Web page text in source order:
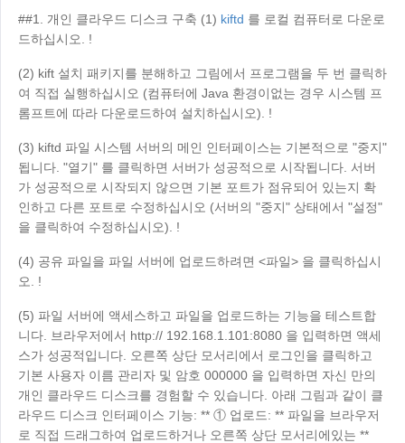
دولة الإمارات العربية المتحدة
Philippines
English
Singapore
English
Indonesia
English
Қазақстан
Русский
Узбекистан
Русский
Кыргызстан
Русский
Europe
English Español
Россия
Русский
Белару́сь
Русский
Україна
English
Deutschland
English
##1. 개인 클라우드 디스크 구축 (1) kiftd 를 로컬 컴퓨터로 다운로
드하십시오. !
(2) kift 설치 패키지를 분해하고 그림에서 프로그램을 두 번 클릭하
여 직접 실행하십시오 (컴퓨터에 Java 환경이없는 경우 시스템 프
롬프트에 따라 다운로드하여 설치하십시오). !
(3) kiftd 파일 시스템 서버의 메인 인터페이스는 기본적으로 "중지"
됩니다. "열기" 를 클릭하면 서버가 성공적으로 시작됩니다. 서버
가 성공적으로 시작되지 않으면 기본 포트가 점유되어 있는지 확
인하고 다른 포트로 수정하십시오 (서버의 "중지" 상태에서 "설정"
을 클릭하여 수정하십시오). !
(4) 공유 파일을 파일 서버에 업로드하려면 <파일> 을 클릭하십시
오. !
(5) 파일 서버에 액세스하고 파일을 업로드하는 기능을 테스트합
니다. 브라우저에서 http:// 192.168.1.101:8080 을 입력하면 액세
스가 성공적입니다. 오른쪽 상단 모서리에서 로그인을 클릭하고
기본 사용자 이름 관리자 및 암호 000000 을 입력하면 자신 만의
개인 클라우드 디스크를 경험할 수 있습니다. 아래 그림과 같이 클
라우드 디스크 인터페이스 기능: ** ① 업로드: ** 파일을 브라우저
로 직접 드래그하여 업로드하거나 오른쪽 상단 모서리에있는 **